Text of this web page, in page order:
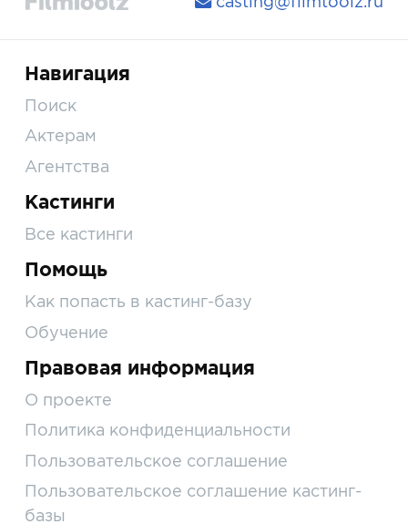
Навигация
Поиск
Актерам
Агентства
Кастинги
Все кастинги
Помощь
Как попасть в кастинг-базу
Обучение
Правовая информация
О проекте
Политика конфиденциальности
Пользовательское соглашение
Пользовательское соглашение кастинг-
базы